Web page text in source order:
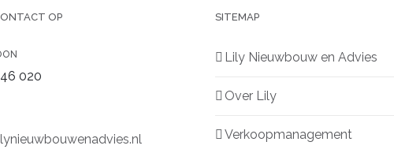
OP
46 020
SITEMAP
Lily Nieuwbouw en Advies
Over Lily
Verkoopmanagement